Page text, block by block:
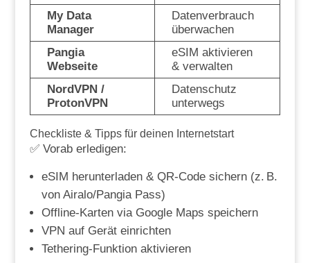
My Data
Manager
Datenverbrauch
überwachen
Pangia
Webseite
eSIM aktivieren
& verwalten
NordVPN /
ProtonVPN
Datenschutz
unterwegs
Checkliste & Tipps für deinen Internetstart
✅ Vorab erledigen:
eSIM herunterladen & QR-Code sichern (z. B.
von Airalo/Pangia Pass)
Offline-Karten via Google Maps speichern
VPN auf Gerät einrichten
Tethering-Funktion aktivieren